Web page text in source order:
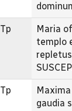
Tp
Maria
templo
Tp
gaudia